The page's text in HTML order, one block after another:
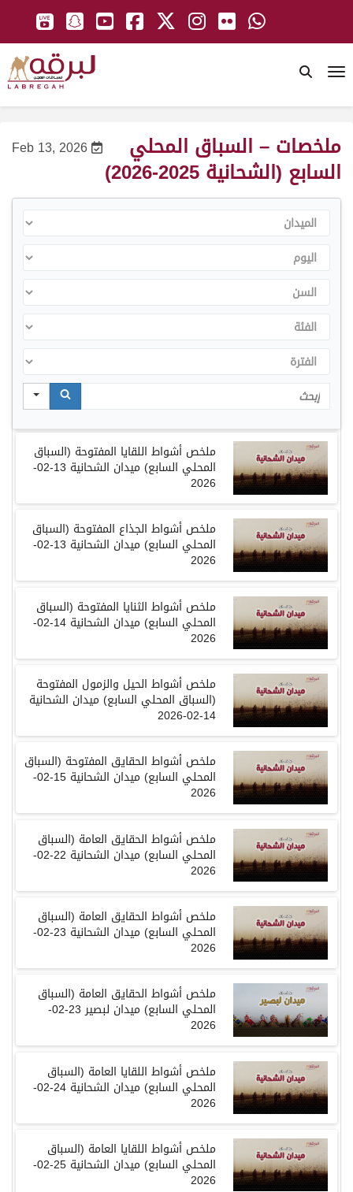
Feb 13, 2026 ملخصات – السباق المحلي
السابع (الشحانية 2025-2026)
الميدان
اليوم
السن
الفئة
الفترة
Search
ملخص أشواط اللقايا المفتوحة (السباق
المحلي السابع) ميدان الشحانية 13-02-
2026
ملخص أشواط الجذاع المفتوحة (السباق
المحلي السابع) ميدان الشحانية 13-02-
2026
ملخص أشواط الثنايا المفتوحة (السباق
المحلي السابع) ميدان الشحانية 14-02-
2026
ملخص أشواط الحيل والزمول المفتوحة
(السباق المحلي السابع) ميدان الشحانية
14-02-2026
ملخص أشواط الحقايق المفتوحة (السباق
المحلي السابع) ميدان الشحانية 15-02-
2026
ملخص أشواط الحقايق العامة (السباق
المحلي السابع) ميدان الشحانية 22-02-
2026
ملخص أشواط الحقايق العامة (السباق
المحلي السابع) ميدان الشحانية 23-02-
2026
ملخص أشواط الحقايق العامة (السباق
المحلي السابع) ميدان لبصير 23-02-
2026
ملخص أشواط اللقايا العامة (السباق
المحلي السابع) ميدان الشحانية 24-02-
2026
ملخص أشواط اللقايا العامة (السباق
المحلي السابع) ميدان الشحانية 25-02-
2026